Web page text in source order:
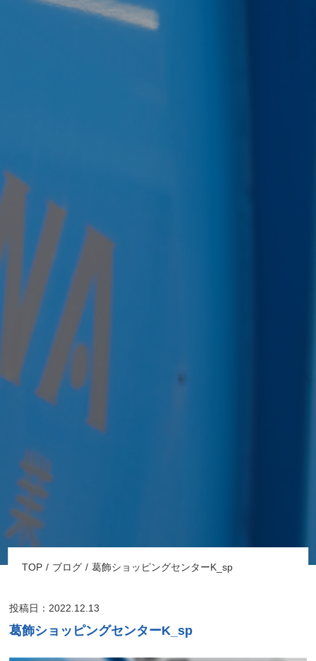
TOP ブログ 葛飾ショッピングセンターK_sp
投稿日：2022.12.13
葛飾ショッピングセンターK_sp